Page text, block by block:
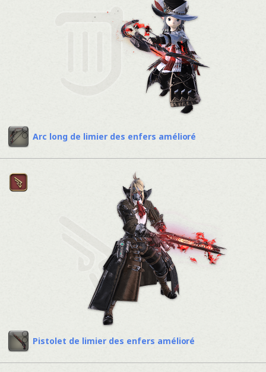
Arc long de limier des enfers amélioré
Pistolet de limier des enfers amélioré